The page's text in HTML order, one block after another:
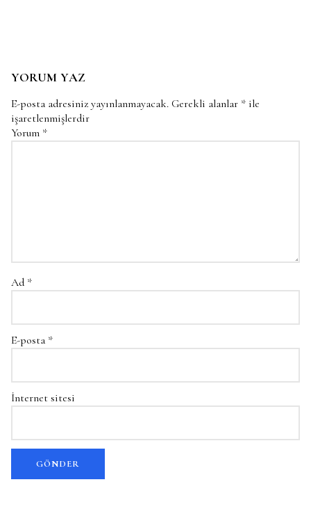
YORUM YAZ
E-posta adresiniz yayınlanmayacak. Gerekli alanlar * ile
işaretlenmişlerdir
Yorum *
Ad *
E-posta *
İnternet sitesi